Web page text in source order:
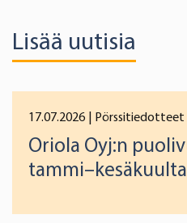
Lisää uutisia
17.07.2026 | Pörssitiedotteet
Oriola Oyj:n